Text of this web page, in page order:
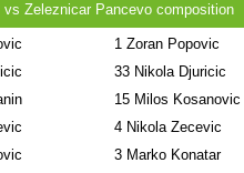
vs Zeleznicar Pancevo composition
1Zoran Popovic
33Nikola Djuricic
15Milos Kosanovic
4Nikola Zecevic
3Marko Konatar